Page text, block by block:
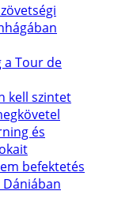
a Tour de
kell szintet
és
befektetés